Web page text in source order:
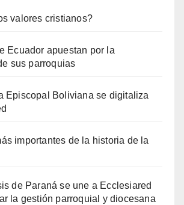
valores cristianos?
Ecuador apuestan por la
sus parroquias
Episcopal Boliviana se digitaliza
importantes de la historia de la
de Paraná se une a Ecclesiared
la gestión parroquial y diocesana